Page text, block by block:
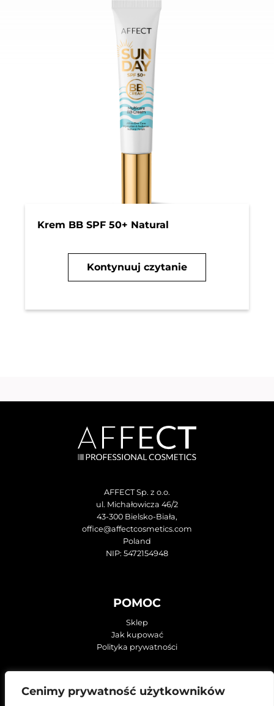
Cenimy prywatność użytkowników
Krem BB SPF 50+ Natural
Kontynuuj czytanie
AFFECT Sp. z o.o.
ul. Michałowicza 46/2
43-300 Bielsko-Biała,
office@affectcosmetics.com
Poland
NIP: 5472154948
POMOC
Sklep
Jak kupować
Polityka prywatności
O firmie